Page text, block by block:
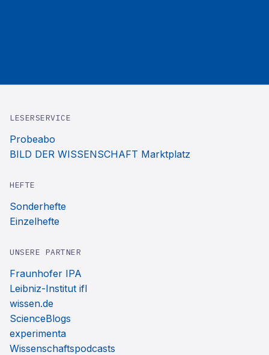
LESERSERVICE
Probeabo
BILD DER WISSENSCHAFT Marktplatz
HEFTE
Sonderhefte
Einzelhefte
UNSERE PARTNER
Fraunhofer IPA
Leibniz-Institut ifl
wissen.de
ScienceBlogs
experimenta
Wissenschaftspodcasts